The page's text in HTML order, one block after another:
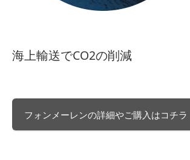
海上輸送でCO2の削減
フォンメーレンの詳細やご購入はコチラ